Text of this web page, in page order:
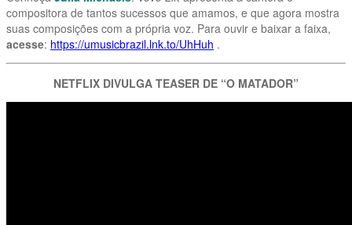
compositora de tantos sucessos que amamos, e que agora mostra
suas composições com a própria voz. Para ouvir e baixar a faixa,
acesse: https://umusicbrazil.lnk.to/UhHuh .
NETFLIX DIVULGA TEASER DE “O MATADOR”